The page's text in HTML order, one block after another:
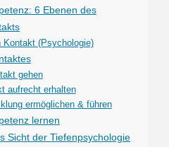
6 Ebenen des
Kontakt (Psychologie)
gehen
aufrecht erhalten
ermöglichen & führen
lernen
Sicht der Tiefenpsychologie